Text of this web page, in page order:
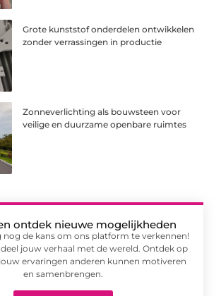
Grote kunststof onderdelen ontwikkelen
zonder verrassingen in productie
Zonneverlichting als bouwsteen voor
veilige en duurzame openbare ruimtes
ontdek nieuwe mogelijkheden
nog de kans om ons platform te verkennen!
deel jouw verhaal met de wereld. Ontdek op
ervaringen anderen kunnen motiveren
en samenbrengen.